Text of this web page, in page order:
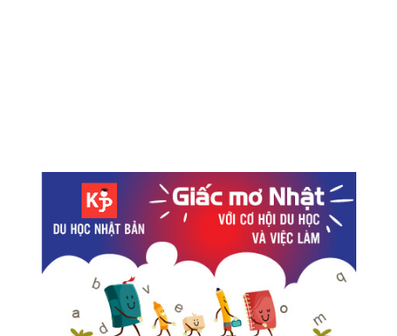
Gói cước dung lượng giá rẻ mới của NTT Docomo
Tiết kiệm chi phí với vé đi trọn 1 ngày khu vực Tokyo